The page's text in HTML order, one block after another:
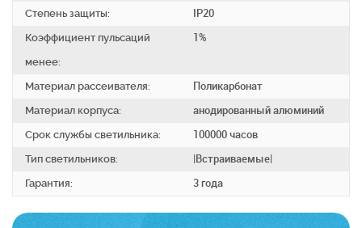
Степень защиты:
IP20
Коэффициент пульсаций
менее:
1%
Материал рассеивателя:
Поликарбонат
Материал корпуса:
анодированный алюминий
Срок службы светильника:
100000 часов
Тип светильников:
|Встраиваемые|
Гарантия:
3 года